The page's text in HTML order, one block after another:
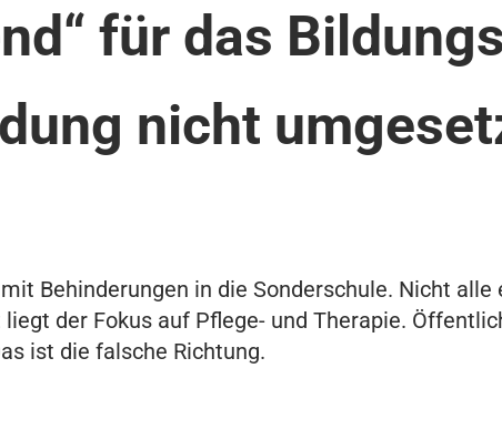
für das
nicht
Behinderungen in die Sonderschule. Nicht
der Fokus auf Pflege- und Therapie.
ist die falsche Richtung.